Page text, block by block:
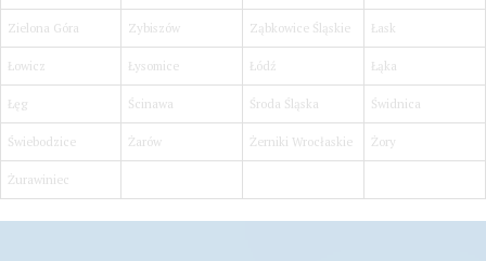
Zielona Góra Zybiszów Ząbkowice Śląskie Łask
Łowicz Łysomice Łódź Łąka
Łęg Ścinawa Środa Śląska Świdnica
Świebodzice Żarów Żerniki Wrocłaskie Żory
Żurawiniec